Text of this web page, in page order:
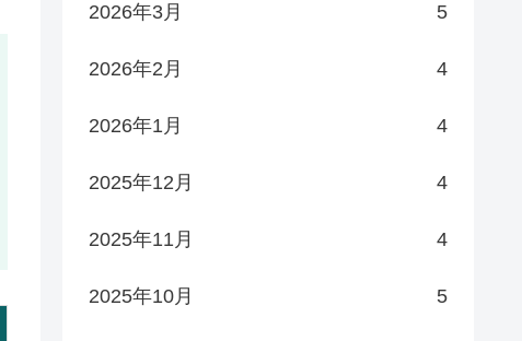
2026年3月 5
2026年2月 4
2026年1月 4
2025年12月 4
2025年11月 4
2025年10月 5